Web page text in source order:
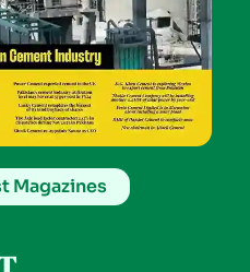
Magazines